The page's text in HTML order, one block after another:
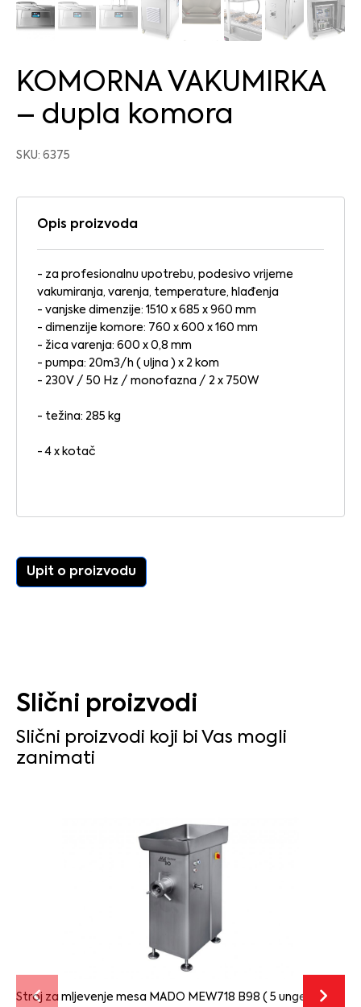
KOMORNA VAKUMIRKA
– dupla komora
SKU: 6375
Opis proizvoda
- za profesionalnu upotrebu, podesivo vrijeme
vakumiranja, varenja, temperature, hlađenja
- vanjske dimenzije: 1510 x 685 x 960 mm
- dimenzije komore: 760 x 600 x 160 mm
- žica varenja: 600 x 0,8 mm
- pumpa: 20m3/h ( uljna ) x 2 kom
- 230V / 50 Hz / monofazna / 2 x 750W
- težina: 285 kg
- 4 x kotač
Upit o proizvodu
Slični proizvodi
Slični proizvodi koji bi Vas mogli
zanimati
Stroj za mljevenje mesa MADO MEW718 B98 ( 5 unger )